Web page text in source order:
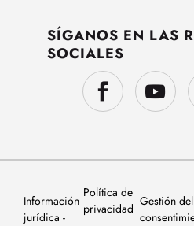
SÍGANOS EN LAS
SOCIALES
Información
jurídica
Política de
privacidad
Gestión del